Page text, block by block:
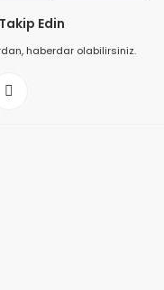
Edin
haberdar olabilirsiniz.